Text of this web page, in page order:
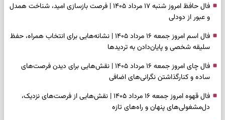
فال حافظ امروز شنبه ۱۷ مرداد ۱۴۰۵ | فرصت بازسازی امید، شناخت همدل
و عبور از دودلی
فال اسم امروز جمعه ۱۶ مرداد ۱۴۰۵ | نشانه‌هایی برای انتخاب همراه، حفظ
سلیقه شخصی و پایان‌دادن به تردیدها
فال چای امروز جمعه ۱۶ مرداد ۱۴۰۵ | نقش‌هایی برای دیدن فرصت‌های
ساده و کنارگذاشتن نگرانی‌های اضافی
فال قهوه امروز جمعه ۱۶ مرداد ۱۴۰۵ | نقش‌هایی از فرصت‌های نزدیک،
دل‌مشغولی‌های پنهان و راه‌های تازه